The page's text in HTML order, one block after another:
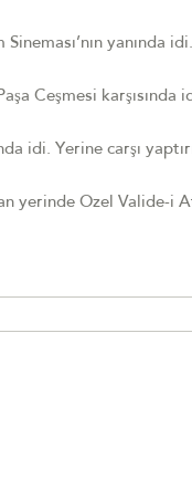
yanında idi.
Ceşmesi
idi. Yerine carşı
yerinde Ozel Valide-i